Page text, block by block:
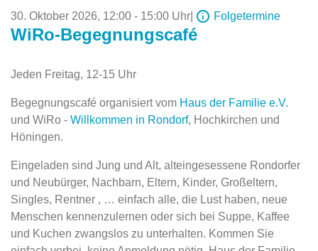
30. Oktober 2026, 12:00 - 15:00 Uhr Folgetermine
WiRo-Begegnungscafé
Jeden Freitag, 12-15 Uhr
Begegnungscafé organisiert vom Haus der Familie e.V.
und WiRo - Willkommen in Rondorf, Hochkirchen und
Höningen.
Eingeladen sind Jung und Alt, alteingesessene Rondorfer
und Neubürger, Nachbarn, Eltern, Kinder, Großeltern,
Singles, Rentner , … einfach alle, die Lust haben, neue
Menschen kennenzulernen oder sich bei Suppe, Kaffee
und Kuchen zwangslos zu unterhalten. Kommen Sie